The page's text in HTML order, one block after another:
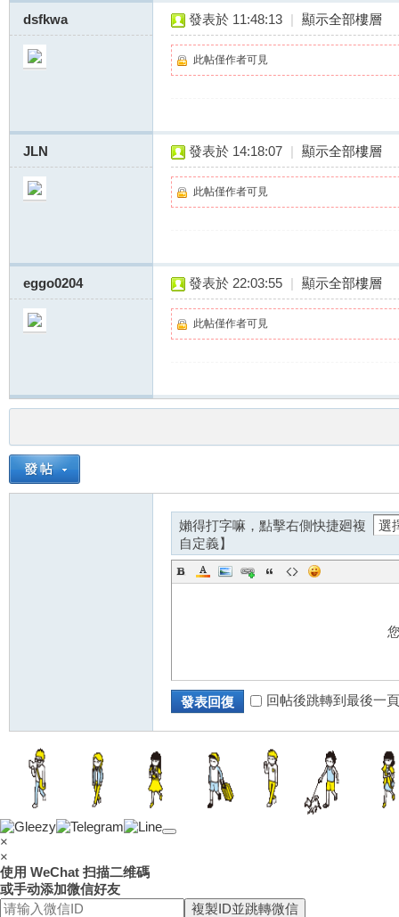
dsfkwa 發表於 11:48:13 | 顯示全部樓層
此帖僅作者可見
JLN 發表於 14:18:07 | 顯示全部樓層
此帖僅作者可見
eggo0204 發表於 22:03:55 | 顯示全部樓層
此帖僅作者可見
嬾得打字嘛，點擊右側快捷廻複
自定義】
發表回復 回帖後跳轉到最後一頁
×
×
使用 WeChat 扫描二维碼
或手动添加微信好友
複製ID並跳轉微信